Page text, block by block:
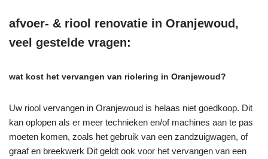
afvoer- & riool renovatie in Oranjewoud,
veel gestelde vragen:
wat kost het vervangen van riolering in Oranjewoud?
Uw riool vervangen in Oranjewoud is helaas niet goedkoop. Dit
kan oplopen als er meer technieken en/of machines aan te pas
moeten komen, zoals het gebruik van een zandzuigwagen, of
graaf en breekwerk Dit geldt ook voor het vervangen van een